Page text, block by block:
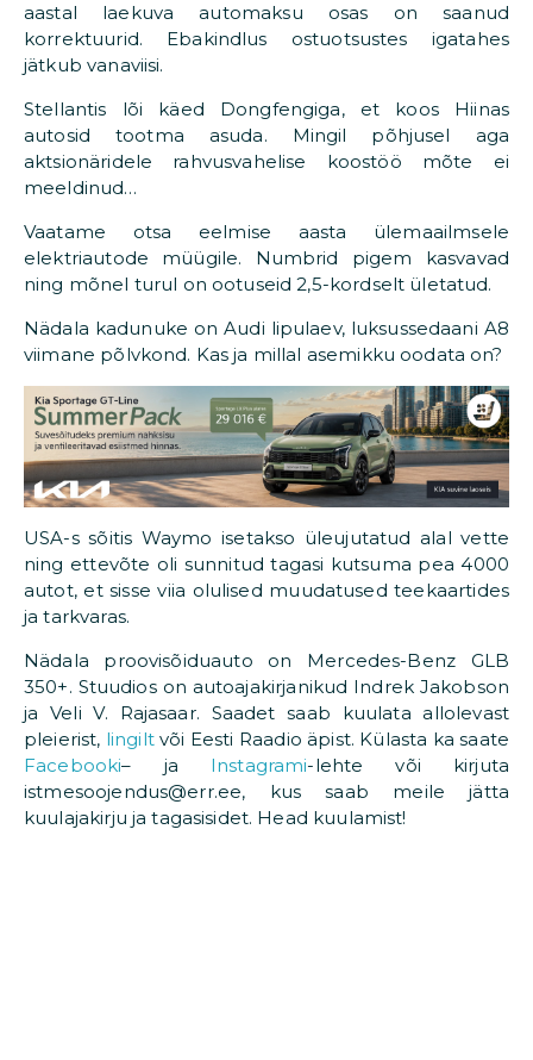
aastal laekuva automaksu osas on saanud
korrektuurid. Ebakindlus ostuotsustes igatahes
jätkub vanaviisi.
Stellantis lõi käed Dongfengiga, et koos Hiinas
autosid tootma asuda. Mingil põhjusel aga
aktsionäridele rahvusvahelise koostöö mõte ei
meeldinud…
Vaatame otsa eelmise aasta ülemaailmsele
elektriautode müügile. Numbrid pigem kasvavad
ning mõnel turul on ootuseid 2,5-kordselt ületatud.
Nädala kadunuke on Audi lipulaev, luksussedaani A8
viimane põlvkond. Kas ja millal asemikku oodata on?
USA-s sõitis Waymo isetakso üleujutatud alal vette
ning ettevõte oli sunnitud tagasi kutsuma pea 4000
autot, et sisse viia olulised muudatused teekaartides
ja tarkvaras.
Nädala proovisõiduauto on Mercedes-Benz GLB
350+. Stuudios on autoajakirjanikud Indrek Jakobson
ja Veli V. Rajasaar. Saadet saab kuulata allolevast
pleierist, lingiltvõi Eesti Raadio äpist. Külasta ka saate
Facebooki– ja Instagrami-lehte või kirjuta
istmesoojendus@err.ee, kus saab meile jätta
kuulajakirju ja tagasisidet. Head kuulamist!